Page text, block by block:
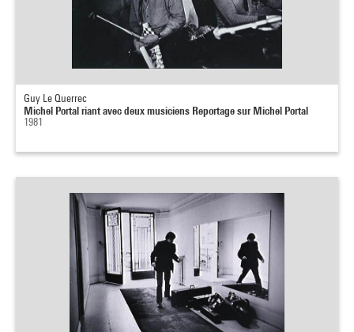
Guy Le Querrec
Michel Portal riant avec deux musiciens Reportage sur Michel Portal
1981